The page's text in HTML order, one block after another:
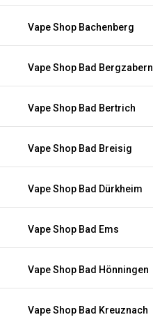
Vape Shop Bachenberg
Vape Shop Bad Bergzabern
Vape Shop Bad Bertrich
Vape Shop Bad Breisig
Vape Shop Bad Dürkheim
Vape Shop Bad Ems
Vape Shop Bad Hönningen
Vape Shop Bad Kreuznach